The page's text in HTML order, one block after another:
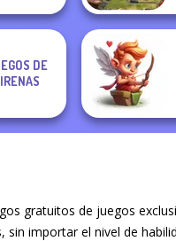
DE
gratuitos de juegos
importar el nivel de